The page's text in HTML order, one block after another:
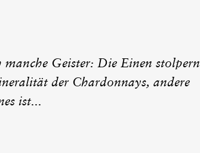
Geister: Die Einen stolpern
der Chardonnays, andere
ist...